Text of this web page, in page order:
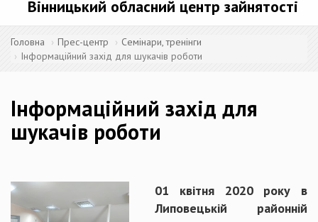
Вінницький обласний центр зайнятості
Головна Прес-центр
Семінари, тренінги
Інформаційний захід для шукачів роботи
Інформаційний захід для
шукачів роботи
01 квітня 2020 року в
Липовецькій районній